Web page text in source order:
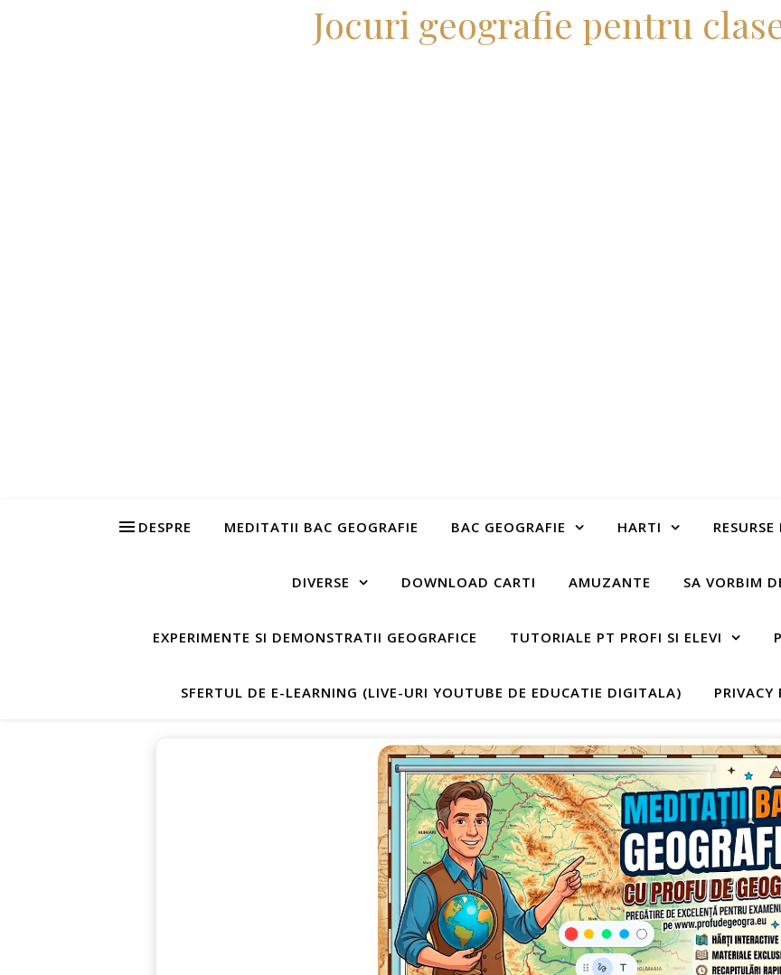
Jocuri geografie pentru
DESPRE MEDITATII BAC GEOGRAFIE BAC GEOGRAFIE HARTI
DIVERSE DOWNLOAD CARTI AMUZANTE SA VORBIM
EXPERIMENTE SI DEMONSTRATII GEOGRAFICE TUTORIALE PT PROFI SI ELEVI
SFERTUL DE E-LEARNING (LIVE-URI YOUTUBE DE EDUCATIE DIGITALA) PRIVACY